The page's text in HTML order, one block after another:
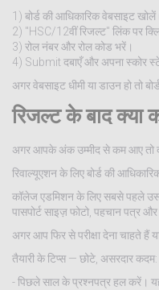
1) बोर्ड की आधिकारिक वेबसाइट
2) "HSC/12वीं रिजल्ट" लिंक पर
3) रोल नंबर और रोल कोड भरें।
4) Submit दबाएँ और अपना स्कोर
अगर वेबसाइट धीमी या डाउन हो
रिजल्ट के बाद क्या
अगर आपके अंक उम्मीद से कम आए तो दो
रिवाल्यूएशन के लिए बोर्ड की
कॉलेज एडमिशन के लिए सबसे पहले उस
पासपोर्ट साइज़ फोटो, पहचान पत्र और
अगर आप फिर से परीक्षा देना चाहते हैं
तैयारी के टिप्स — छोटे, असरदार कदम:
- पिछले साल के प्रश्नपत्र हल करें।